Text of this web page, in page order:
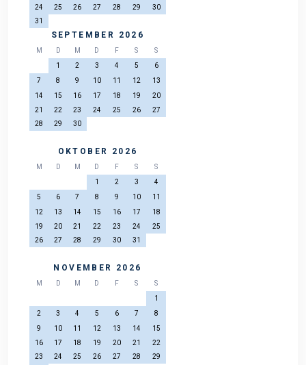
24 25 26 27 28 29
30
31
SEPTEMBER 2026
M D M D F S
S
1
2 3 4 5
6
7
8 9 10 11 12
13
14
15 16 17 18 19
20
21
22 23 24 25 26
27
28
29 30
OKTOBER 2026
M D M D F S
S
1
2 3
4
5
6 7 8 9 10
11
12
13 14 15 16 17
18
19
20 21 22 23 24
25
26
27 28 29 30 31
NOVEMBER 2026
M D M D F S
S
1
2
3 4 5 6 7
8
9
10 11 12 13 14
15
16
17 18 19 20 21
22
23
24 25 26 27 28
29